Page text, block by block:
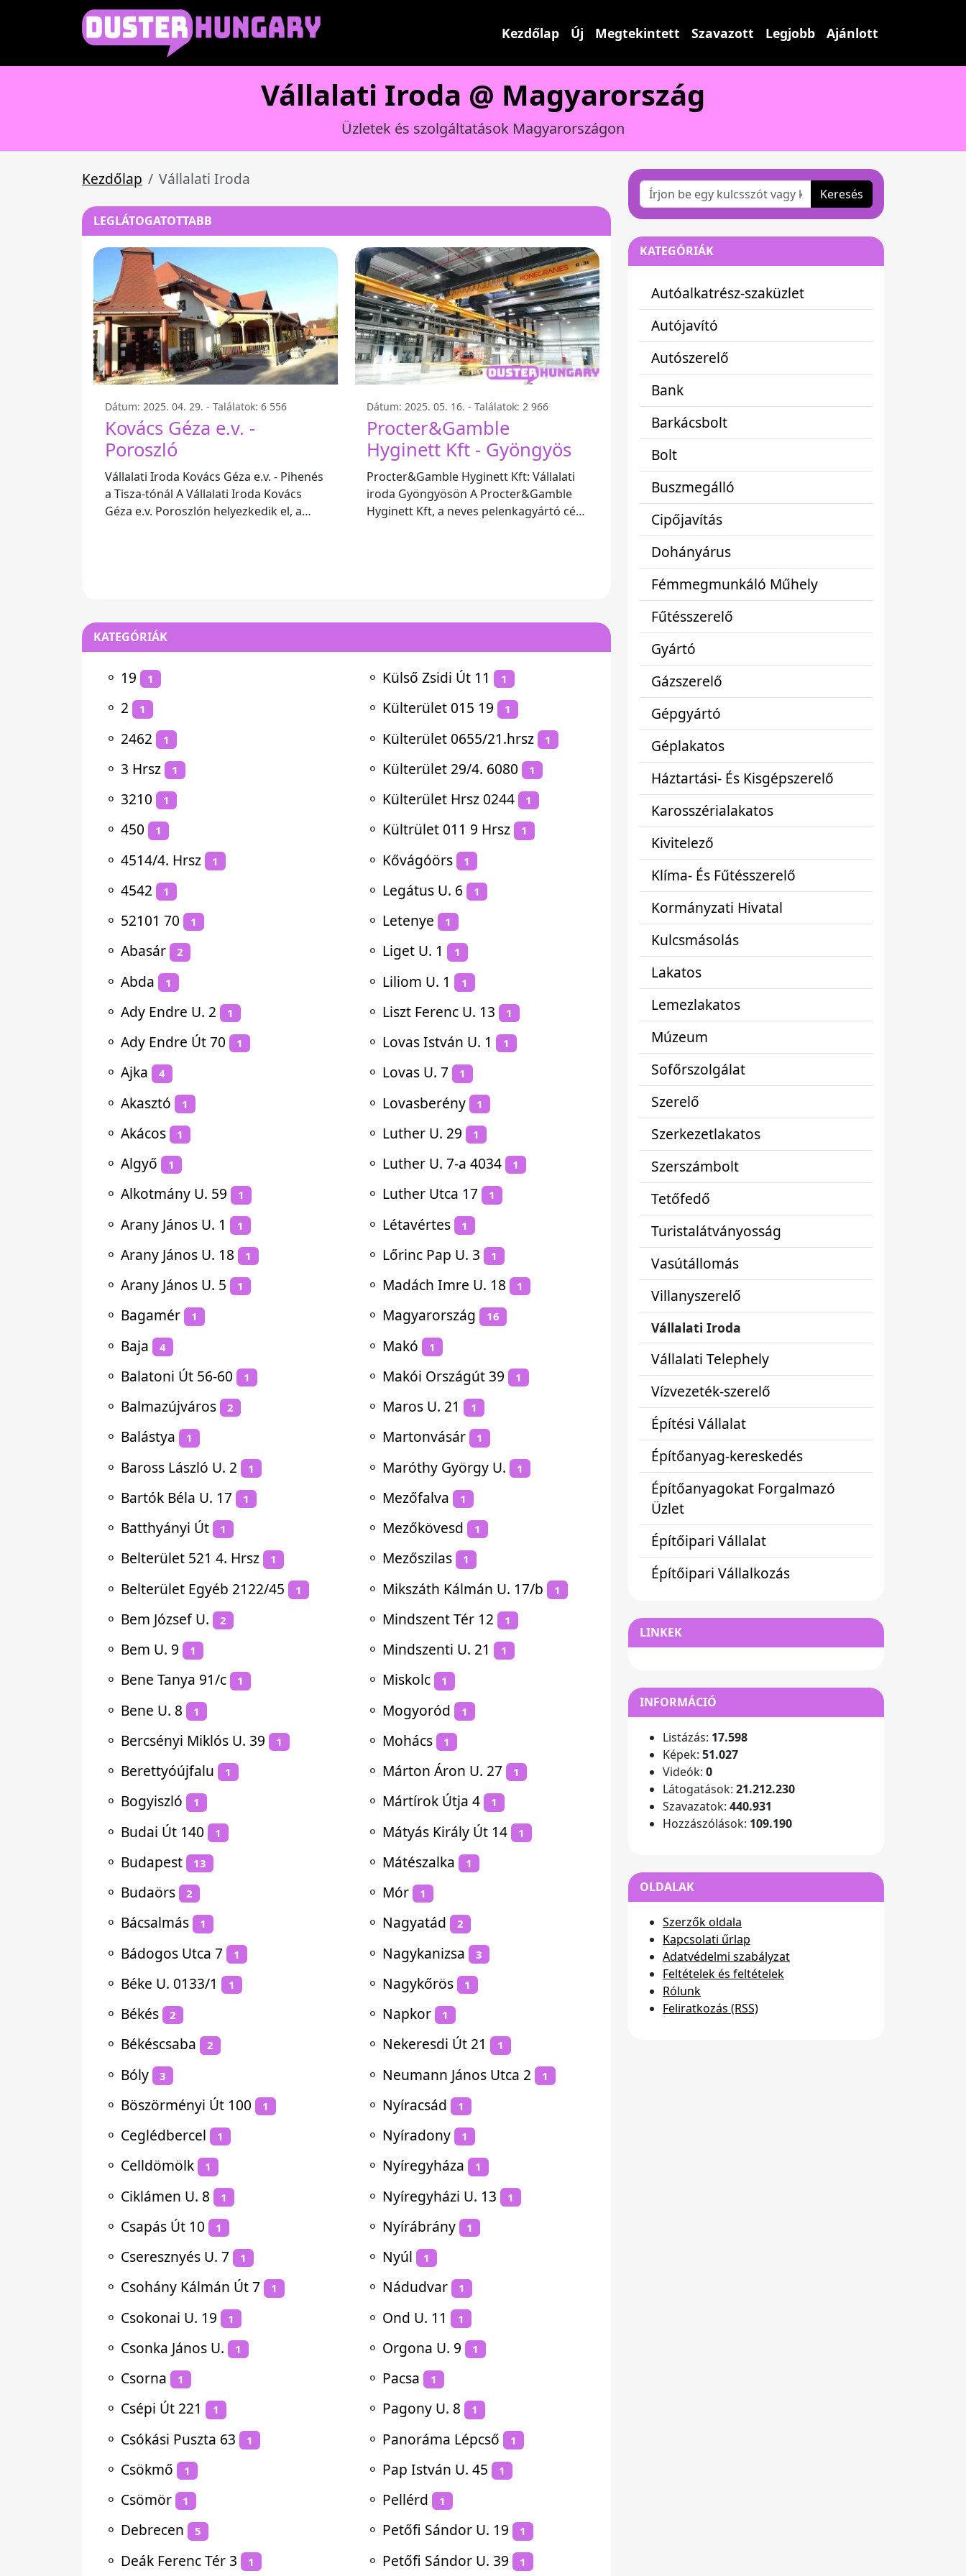
Kezdőlap Új Megtekintett Szavazott Legjobb Ajánlott
Vállalati Iroda @ Magyarország
Üzletek és szolgáltatások Magyarországon
Kezdőlap Vállalati Iroda
LEGLÁTOGATOTTABB
Dátum: 2025. 04. 29. - Találatok: 6 556
Kovács Géza e.v. -
Poroszló
Vállalati Iroda Kovács Géza e.v. - Pihenés
a Tisza-tónál A Vállalati Iroda Kovács
Géza e.v. Poroszlón helyezkedik el, a
Dátum: 2025. 05. 16. - Találatok: 2 966
Procter&Gamble
Hyginett Kft - Gyöngyös
Procter&Gamble Hyginett Kft: Vállalati
iroda Gyöngyösön A Procter&Gamble
Hyginett Kft, a neves pelenkagyártó cég,
KATEGÓRIÁK
⚬ 19 1
⚬ 2 1
⚬ 2462 1
⚬ 3 Hrsz 1
⚬ 3210 1
⚬ 450 1
⚬ 4514/4. Hrsz 1
⚬ 4542 1
⚬ 52101 70 1
⚬ Abasár 2
⚬ Abda 1
⚬ Ady Endre U. 2 1
⚬ Ady Endre Út 70 1
⚬ Ajka 4
⚬ Akasztó 1
⚬ Akácos 1
⚬ Algyő 1
⚬ Alkotmány U. 59 1
⚬ Arany János U. 1 1
⚬ Arany János U. 18 1
⚬ Arany János U. 5 1
⚬ Bagamér 1
⚬ Baja 4
⚬ Balatoni Út 56-60 1
⚬ Balmazújváros 2
⚬ Balástya 1
⚬ Baross László U. 2 1
⚬ Bartók Béla U. 17 1
⚬ Batthyányi Út 1
⚬ Belterület 521 4. Hrsz 1
⚬ Belterület Egyéb 2122/45 1
⚬ Bem József U. 2
⚬ Bem U. 9 1
⚬ Bene Tanya 91/c 1
⚬ Bene U. 8 1
⚬ Bercsényi Miklós U. 39 1
⚬ Berettyóújfalu 1
⚬ Bogyiszló 1
⚬ Budai Út 140 1
⚬ Budapest 13
⚬ Budaörs 2
⚬ Bácsalmás 1
⚬ Bádogos Utca 7 1
⚬ Béke U. 0133/1 1
⚬ Békés 2
⚬ Békéscsaba 2
⚬ Bóly 3
⚬ Böszörményi Út 100 1
⚬ Ceglédbercel 1
⚬ Celldömölk 1
⚬ Ciklámen U. 8 1
⚬ Csapás Út 10 1
⚬ Cseresznyés U. 7 1
⚬ Csohány Kálmán Út 7 1
⚬ Csokonai U. 19 1
⚬ Csonka János U. 1
⚬ Csorna 1
⚬ Csépi Út 221 1
⚬ Csókási Puszta 63 1
⚬ Csökmő 1
⚬ Csömör 1
⚬ Debrecen 5
⚬ Deák Ferenc Tér 3 1
⚬ Külső Zsidi Út 11 1
⚬ Külterület 015 19 1
⚬ Külterület 0655/21.hrsz 1
⚬ Külterület 29/4. 6080 1
⚬ Külterület Hrsz 0244 1
⚬ Kültrület 011 9 Hrsz 1
⚬ Kővágóörs 1
⚬ Legátus U. 6 1
⚬ Letenye 1
⚬ Liget U. 1 1
⚬ Liliom U. 1 1
⚬ Liszt Ferenc U. 13 1
⚬ Lovas István U. 1 1
⚬ Lovas U. 7 1
⚬ Lovasberény 1
⚬ Luther U. 29 1
⚬ Luther U. 7-a 4034 1
⚬ Luther Utca 17 1
⚬ Létavértes 1
⚬ Lőrinc Pap U. 3 1
⚬ Madách Imre U. 18 1
⚬ Magyarország 16
⚬ Makó 1
⚬ Makói Országút 39 1
⚬ Maros U. 21 1
⚬ Martonvásár 1
⚬ Maróthy György U. 1
⚬ Mezőfalva 1
⚬ Mezőkövesd 1
⚬ Mezőszilas 1
⚬ Mikszáth Kálmán U. 17/b 1
⚬ Mindszent Tér 12 1
⚬ Mindszenti U. 21 1
⚬ Miskolc 1
⚬ Mogyoród 1
⚬ Mohács 1
⚬ Márton Áron U. 27 1
⚬ Mártírok Útja 4 1
⚬ Mátyás Király Út 14 1
⚬ Mátészalka 1
⚬ Mór 1
⚬ Nagyatád 2
⚬ Nagykanizsa 3
⚬ Nagykőrös 1
⚬ Napkor 1
⚬ Nekeresdi Út 21 1
⚬ Neumann János Utca 2 1
⚬ Nyíracsád 1
⚬ Nyíradony 1
⚬ Nyíregyháza 1
⚬ Nyíregyházi U. 13 1
⚬ Nyírábrány 1
⚬ Nyúl 1
⚬ Nádudvar 1
⚬ Ond U. 11 1
⚬ Orgona U. 9 1
⚬ Pacsa 1
⚬ Pagony U. 8 1
⚬ Panoráma Lépcső 1
⚬ Pap István U. 45 1
⚬ Pellérd 1
⚬ Petőfi Sándor U. 19 1
⚬ Petőfi Sándor U. 39 1
Keresés
KATEGÓRIÁK
Autóalkatrész-szaküzlet
Autójavító
Autószerelő
Bank
Barkácsbolt
Bolt
Buszmegálló
Cipőjavítás
Dohányárus
Fémmegmunkáló Műhely
Fűtésszerelő
Gyártó
Gázszerelő
Gépgyártó
Géplakatos
Háztartási- És Kisgépszerelő
Karosszérialakatos
Kivitelező
Klíma- És Fűtésszerelő
Kormányzati Hivatal
Kulcsmásolás
Lakatos
Lemezlakatos
Múzeum
Sofőrszolgálat
Szerelő
Szerkezetlakatos
Szerszámbolt
Tetőfedő
Turistalátványosság
Vasútállomás
Villanyszerelő
Vállalati Iroda
Vállalati Telephely
Vízvezeték-szerelő
Építési Vállalat
Építőanyag-kereskedés
Építőanyagokat Forgalmazó
Üzlet
Építőipari Vállalat
Építőipari Vállalkozás
LINKEK
INFORMÁCIÓ
Listázás: 17.598
Képek: 51.027
Videók: 0
Látogatások: 21.212.230
Szavazatok: 440.931
Hozzászólások: 109.190
OLDALAK
Szerzők oldala
Kapcsolati űrlap
Adatvédelmi szabályzat
Feltételek és feltételek
Rólunk
Feliratkozás (RSS)